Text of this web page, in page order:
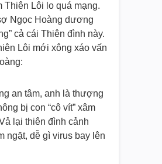
Thiên Lôi lo quá mạng.
Ngọc Hoàng dương
cả cái Thiên đình này.
Lôi mới xông xáo vấn
an tâm, anh là thượng
bị con “cô vít” xâm
lại thiên đình cảnh
ngặt, dễ gì virus bay lên